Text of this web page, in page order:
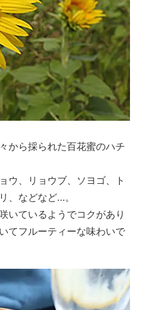
から採られた百花蜜のハチ
ウ、リョウブ、ソヨゴ、ト
、などなど…。
いているようでコクがあり
てフルーティーな味わいで